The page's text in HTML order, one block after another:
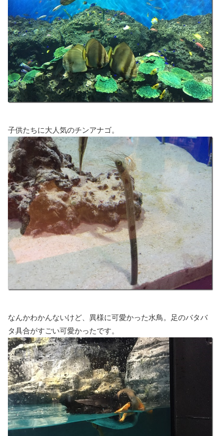
子供たちに大人気のチンアナゴ。
なんかわかんないけど、異様に可愛かった水鳥。足のバタバ
タ具合がすごい可愛かったです。